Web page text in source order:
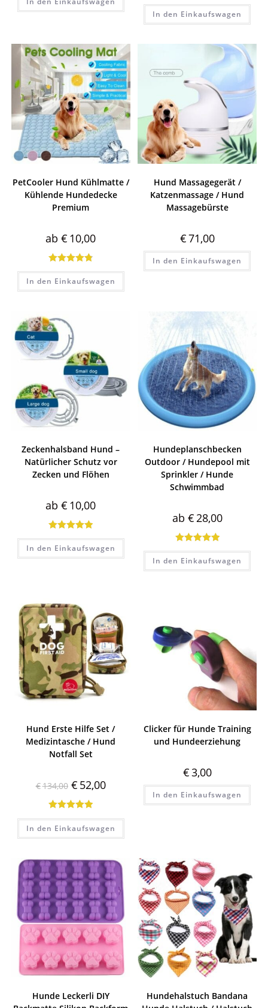
5.00 von 5
Bewertet mit
5.00von 5
In den Einkaufswagen
PetCooler Hund Kühlmatte /
Kühlende Hundedecke
Premium
ab€ 10,00
Bewertet
mit4.86
In den Einkaufswagen
Hund Massagegerät /
Katzenmassage / Hund
Massagebürste
€71,00
In den Einkaufswagen
Zeckenhalsband Hund –
Natürlicher Schutz vor
Zecken und Flöhen
ab€ 10,00
Bewertet mit
5.00 von 5
In den Einkaufswagen
Hundeplanschbecken
Outdoor / Hundepool mit
Sprinkler / Hunde
Schwimmbad
ab € 28,00
Bewertet mit
5.00von 5
In den Einkaufswagen
Hund Erste Hilfe Set /
Medizintasche / Hund
Notfall Set
€134,00 € 52,00
Bewertet mit
5.00 von 5
In den Einkaufswagen
Clicker für Hunde Training
und Hundeerziehung
€3,00
In den Einkaufswagen
Hunde Leckerli DIY
Hundehalstuch Bandana